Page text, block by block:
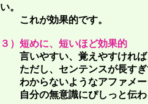
い。
これが効果的です。
３）短めに、短いほど効果的
言いやすい、覚えやすければ
ただし、センテンスが長すぎ
わからないようなアファメー
自分の無意識にぴしっと伝わ